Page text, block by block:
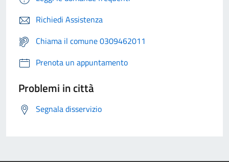
Richiedi Assistenza
Chiama il comune 0309462011
Prenota un appuntamento
Problemi in città
Segnala disservizio